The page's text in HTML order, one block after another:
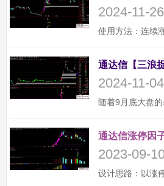
2024-11-26
2024-11-04
通达信涨停因
2023-09-